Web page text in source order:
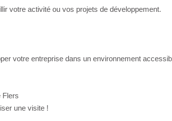
votre activité ou vos projets de développement.
votre entreprise dans un environnement
Flers
une visite !